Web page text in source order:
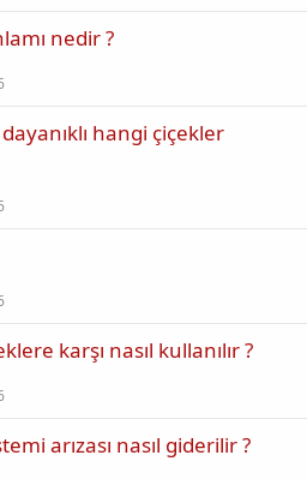
nedir ?
hangi çiçekler
karşı nasıl kullanılır ?
arızası nasıl giderilir ?